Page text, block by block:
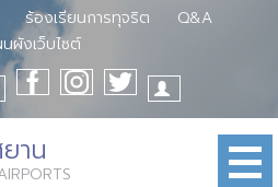
ร้องเรียนการทุจริต
Q&A
ผังเว็บไซต์
าน